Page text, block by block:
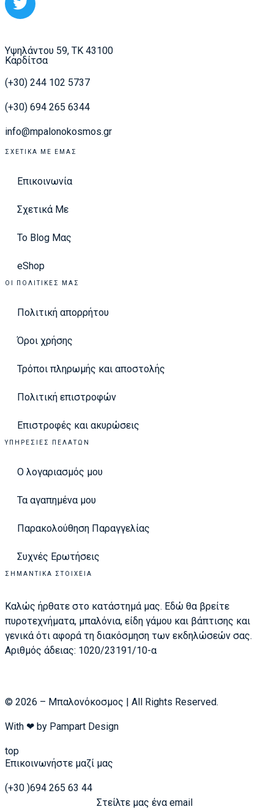
Υψηλάντου 59, ΤΚ 43100
Καρδίτσα
(+30) 244 102 5737
(+30) 694 265 6344
info@mpalonokosmos.gr
ΣΧΕΤΙΚΆ ΜΕ ΕΜΆΣ
Επικοινωνία
Σχετικά Με
Το Blog Μας
eShop
ΟΙ ΠΟΛΙΤΙΚΈΣ ΜΑΣ
Πολιτική απορρήτου
Όροι χρήσης
Τρόποι πληρωμής και αποστολής
Πολιτική επιστροφών
Επιστροφές και ακυρώσεις
ΥΠΗΡΕΣΊΕΣ ΠΕΛΑΤΏΝ
Ο λογαριασμός μου
Τα αγαπημένα μου
Παρακολούθηση Παραγγελίας
Συχνές Ερωτήσεις
ΣΗΜΑΝΤΙΚΆ ΣΤΟΙΧΕΊΑ
Καλώς ήρθατε στο κατάστημά μας. Εδώ θα βρείτε
πυροτεχνήματα, μπαλόνια, είδη γάμου και βάπτισης και
γενικά ότι αφορά τη διακόσμηση των εκδηλώσεών σας.
Αριθμός άδειας: 1020/23191/10-α
© 2026 – Μπαλονόκοσμος | All Rights Reserved.
With ❤ by Pampart Design
top
Επικοινωνήστε μαζί μας
(+30 )694 265 63 44
Στείλτε μας ένα email